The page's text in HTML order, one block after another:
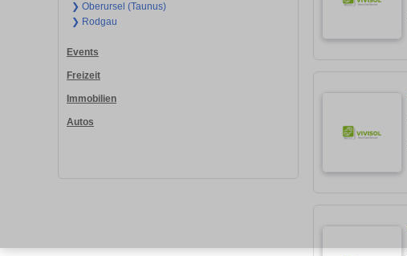
❯ Oberursel (Taunus)
❯ Rodgau
Events
Freizeit
Immobilien
Autos